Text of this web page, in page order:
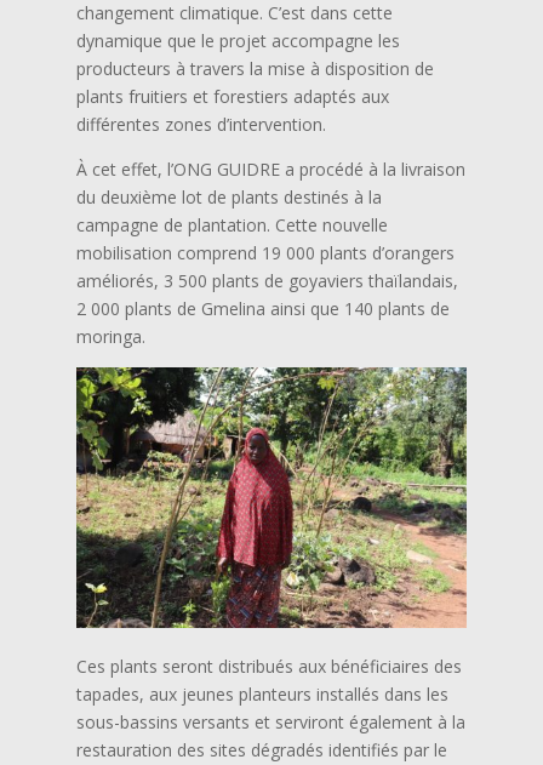
changement climatique. C’est dans cette
dynamique que le projet accompagne les
producteurs à travers la mise à disposition de
plants fruitiers et forestiers adaptés aux
différentes zones d’intervention.
À cet effet, l’ONG GUIDRE a procédé à la livraison
du deuxième lot de plants destinés à la
campagne de plantation. Cette nouvelle
mobilisation comprend 19 000 plants d’orangers
améliorés, 3 500 plants de goyaviers thaïlandais,
2 000 plants de Gmelina ainsi que 140 plants de
moringa.
Ces plants seront distribués aux bénéficiaires des
tapades, aux jeunes planteurs installés dans les
sous-bassins versants et serviront également à la
restauration des sites dégradés identifiés par le